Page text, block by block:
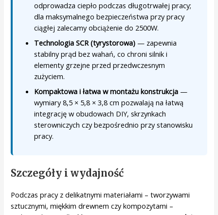
odprowadza ciepło podczas długotrwałej pracy;
dla maksymalnego bezpieczeństwa przy pracy
ciągłej zalecamy obciążenie do 2500W.
Technologia SCR (tyrystorowa) — zapewnia
stabilny prąd bez wahań, co chroni silnik i
elementy grzejne przed przedwczesnym
zużyciem.
Kompaktowa i łatwa w montażu konstrukcja —
wymiary 8,5 × 5,8 × 3,8 cm pozwalają na łatwą
integrację w obudowach DIY, skrzynkach
sterowniczych czy bezpośrednio przy stanowisku
pracy.
Szczegóły i wydajność
Podczas pracy z delikatnymi materiałami – tworzywami
sztucznymi, miękkim drewnem czy kompozytami –